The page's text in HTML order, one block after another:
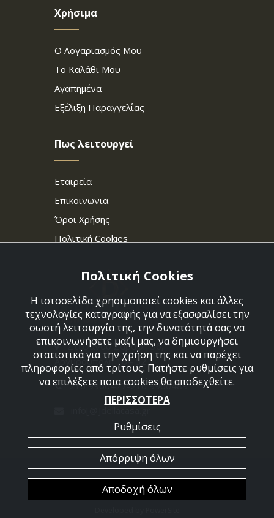
Χρήσιμα
Ο Λογαριασμός Μου
Το Καλάθι Μου
Αγαπημένα
Εξέλιξη Παραγγελίας
Πως λειτουργεί
Εταιρεία
Επικοινωνια
Όροι Χρήσης
Πολιτική Cookies
Στεφάνου Σαράφη 36,
Αργυρούπολη 164 52
210 9960427-210 9960489
2026 @ All Rights Reserved - Dellacasa
Πολιτική Cookies
Η ιστοσελίδα χρησιμοποιεί cookies και άλλες
τεχνολογίες καταγραφής για να εξασφαλίσει την
σωστή λειτουργία της, την δυνατότητά σας να
επικοινωνήσετε μαζί μας, να δημιουργήσει
στατιστικά για την χρήση της και να παρέχει
πληροφορίες από τρίτους. Πατήστε ρυθμίσεις για
να επιλέξετε ποια cookies θα αποδεχθείτε.
ΠΕΡΙΣΣΟΤΕΡΑ
Ρυθμίσεις
Απόρριψη όλων
Αποδοχή όλων